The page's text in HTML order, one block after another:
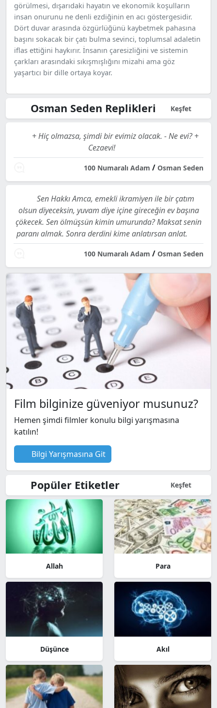
görülmesi, dışarıdaki hayatın ve ekonomik koşulların
insan onurunu ne denli ezdiğinin en acı göstergesidir.
Dört duvar arasında özgürlüğünü kaybetmek pahasına
başını sokacak bir çatı bulma sevinci, toplumsal adaletin
iflas ettiğini haykırır. İnsanın çaresizliğini ve sistemin
çarkları arasındaki sıkışmışlığını mizahi ama göz
yaşartıcı bir dille ortaya koyar.
Osman Seden Replikleri Keşfet
+ Hiç olmazsa, şimdi bir evimiz olacak. - Ne evi? +
Cezaevi!
100 Numaralı Adam / Osman Seden
Sen Hakkı Amca, emekli ikramiyen ile bir çatım
olsun diyeceksin, yuvam diye içine gireceğin ev başına
çökecek. Sen ölmüşsün kimin umurunda? Maksat senin
paranı almak. Sonra derdini kime anlatırsan anlat.
100 Numaralı Adam / Osman Seden
Film bilginize güveniyor musunuz?
Hemen şimdi filmler konulu bilgi yarışmasına
katılın!
Bilgi Yarışmasına Git
Popüler Etiketler Keşfet
Allah Para
Düşünce Akıl